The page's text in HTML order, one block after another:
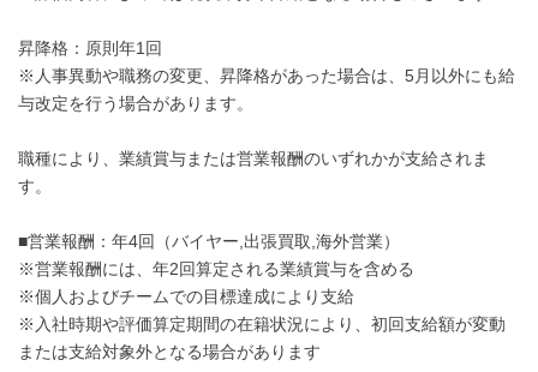
昇降格：原則年1回
※人事異動や職務の変更、昇降格があった場合は、5月以外にも給
与改定を行う場合があります。
職種により、業績賞与または営業報酬のいずれかが支給されま
す。
■営業報酬：年4回（バイヤー,出張買取,海外営業）
※営業報酬には、年2回算定される業績賞与を含める
※個人およびチームでの目標達成により支給
※入社時期や評価算定期間の在籍状況により、初回支給額が変動
または支給対象外となる場合があります